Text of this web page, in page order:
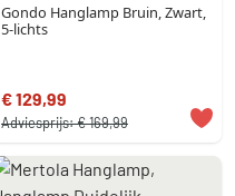
Gondo Hanglamp Bruin, Zwart,
5-lichts
€ 129,99
Adviesprijs:€ 169,99